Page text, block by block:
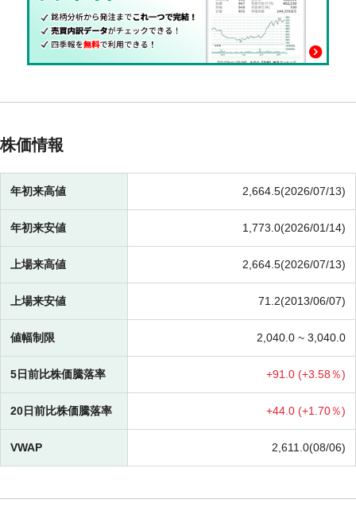
株価情報
年初来高値 2,664.5(2026/07/13)
年初来安値 1,773.0(2026/01/14)
上場来高値 2,664.5(2026/07/13)
上場来安値 71.2(2013/06/07)
値幅制限 2,040.0 ~ 3,040.0
5日前比株価騰落率 +91.0 (+3.58％)
20日前比株価騰落率 +44.0 (+1.70％)
VWAP 2,611.0(08/06)